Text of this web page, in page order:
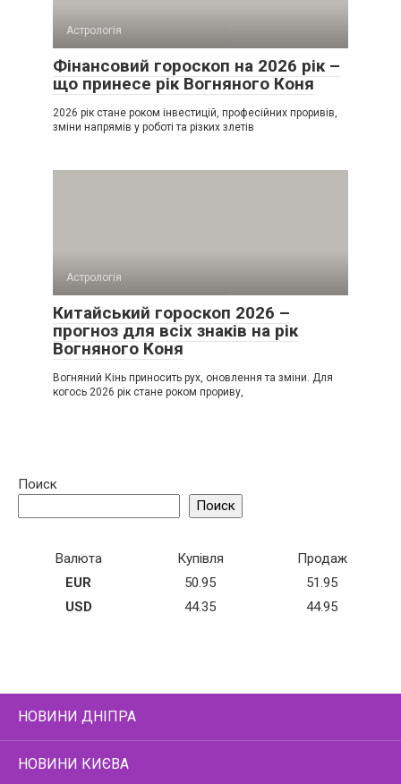
Астрологія
Фінансовий гороскоп на 2026 рік –
що принесе рік Вогняного Коня
2026 рік стане роком інвестицій, професійних проривів,
зміни напрямів у роботі та різких злетів
Астрологія
Китайський гороскоп 2026 –
прогноз для всіх знаків на рік
Вогняного Коня
Вогняний Кінь приносить рух, оновлення та зміни. Для
когось 2026 рік стане роком прориву,
Поиск
Поиск
Валюта Купівля
Продаж
EUR
50.95
51.95
USD
44.35 44.95
НОВИНИ ДНІПРА
НОВИНИ КИЄВА